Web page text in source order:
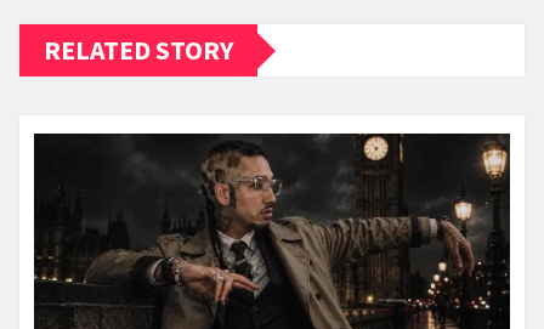
RELATED STORY